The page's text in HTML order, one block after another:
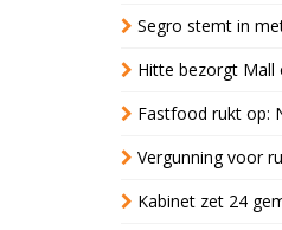
Segro stemt in
Hitte bezorgt Mall
Fastfood rukt op:
Vergunning voor
Kabinet zet 24